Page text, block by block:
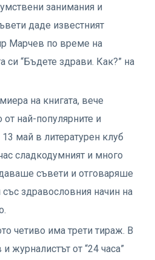
занимания и
даде известният
Марчев по време на
си “Бъдете здрави. Как?” на
на книгата, вече
най-популярните и
май в литературен клуб
сладкодумният и много
съвети и отговаряше
здравословния начин на
четиво има трети тираж. В
журналистът от “24 часа”